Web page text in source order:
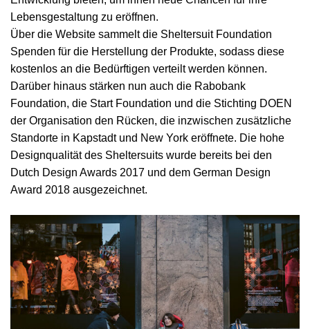
Lebensgestaltung zu eröffnen.
Über die Website sammelt die Sheltersuit Foundation
Spenden für die Herstellung der Produkte, sodass diese
kostenlos an die Bedürftigen verteilt werden können.
Darüber hinaus stärken nun auch die Rabobank
Foundation, die Start Foundation und die Stichting DOEN
der Organisation den Rücken, die inzwischen zusätzliche
Standorte in Kapstadt und New York eröffnete. Die hohe
Designqualität des Sheltersuits wurde bereits bei den
Dutch Design Awards 2017 und dem German Design
Award 2018 ausgezeichnet.